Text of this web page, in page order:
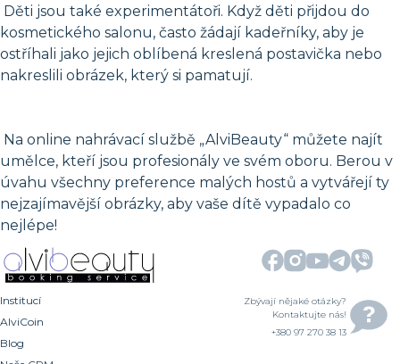
Děti jsou také experimentátoři. Když děti přijdou do
kosmetického salonu, často žádají kadeřníky, aby je
ostříhali jako jejich oblíbená kreslená postavička nebo
nakreslili obrázek, který si pamatují.
Na online nahrávací službě „AlviBeauty“ můžete najít
umělce, kteří jsou profesionály ve svém oboru. Berou v
úvahu všechny preference malých hostů a vytvářejí ty
nejzajímavější obrázky, aby vaše dítě vypadalo co
nejlépe!
Institucí
AlviCoin
Blog
Zbývají nějaké otázky?
Kontaktujte nás!
+380 97 270 38 13